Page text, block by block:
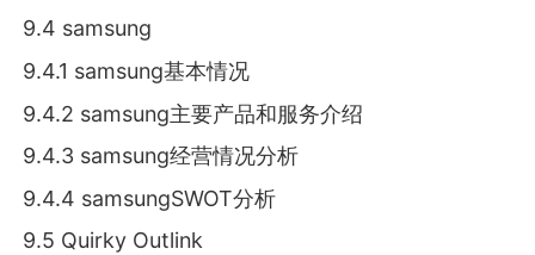
9.4 samsung
9.4.1 samsung基本情况
9.4.2 samsung主要产品和服务介绍
9.4.3 samsung经营情况分析
9.4.4 samsungSWOT分析
9.5 Quirky Outlink